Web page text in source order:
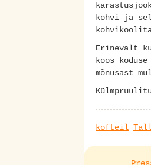
kohvi ja
Erinevalt
koos
mõnusast
kofteil